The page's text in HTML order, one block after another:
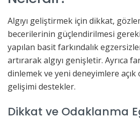
Algıyı geliştirmek için dikkat,
becerilerinin güçlendirilmesi
yapılan basit farkındalık
artırarak algıyı genişletir. Ayrıca
dinlemek ve yeni deneyimlere açık
gelişimi destekler.
Dikkat ve Odaklanma